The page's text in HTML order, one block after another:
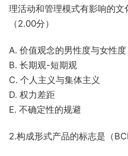
理活动和管理模式有影响的文
（2.00分）
A. 价值观念的男性度与女性度
B. 长期观-短期观
C. 个人主义与集体主义
D. 权力差距
E. 不确定性的规避
2.构成形式产品的标志是（